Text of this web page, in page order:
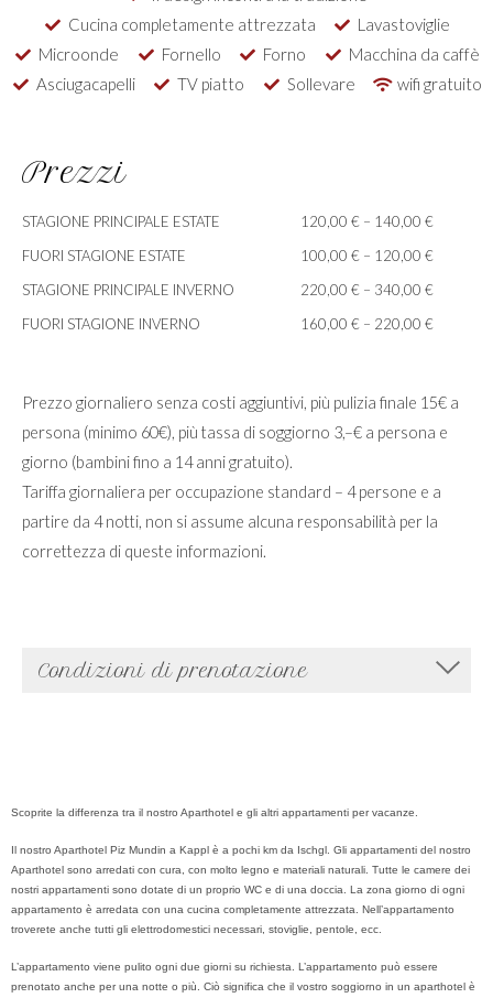
Cucina completamente attrezzata
Lavastoviglie
Microonde
Fornello Forno
Macchina da caffè
Asciugacapelli
TV piatto Sollevare wifi gratuito
Prezzi
STAGIONE PRINCIPALE ESTATE
FUORI STAGIONE ESTATE
STAGIONE PRINCIPALE INVERNO
FUORI STAGIONE INVERNO
120,00 € – 140,00 €
100,00 € – 120,00 €
220,00 € – 340,00 €
160,00 € – 220,00 €
Prezzo giornaliero senza costi aggiuntivi, più pulizia finale 15€ a
persona (minimo 60€), più tassa di soggiorno 3,–€ a persona e
giorno (bambini fino a 14 anni gratuito).
Tariffa giornaliera per occupazione standard – 4 persone e a
partire da 4 notti, non si assume alcuna responsabilità per la
correttezza di queste informazioni.
Condizioni di prenotazione
Scoprite la differenza tra il nostro Aparthotel e gli altri appartamenti per vacanze.
Il nostro Aparthotel Piz Mundin a Kappl è a pochi km da Ischgl. Gli appartamenti del nostro
Aparthotel sono arredati con cura, con molto legno e materiali naturali. Tutte le camere dei
nostri appartamenti sono dotate di un proprio WC e di una doccia. La zona giorno di ogni
appartamento è arredata con una cucina completamente attrezzata. Nell’appartamento
troverete anche tutti gli elettrodomestici necessari, stoviglie, pentole, ecc.
L’appartamento viene pulito ogni due giorni su richiesta. L’appartamento può essere
prenotato anche per una notte o più. Ciò significa che il vostro soggiorno in un aparthotel è